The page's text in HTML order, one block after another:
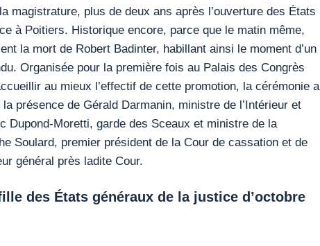
magistrature, plus de deux ans après l’ouverture des États
à Poitiers. Historique encore, parce que le matin même,
la mort de Robert Badinter, habillant ainsi le moment d’un
Organisée pour la première fois au Palais des Congrès
au mieux l’effectif de cette promotion, la cérémonie a
présence de Gérald Darmanin, ministre de l’Intérieur et
Dupond-Moretti, garde des Sceaux et ministre de la
Soulard, premier président de la Cour de cassation et de
général près ladite Cour.
des États généraux de la justice d’octobre